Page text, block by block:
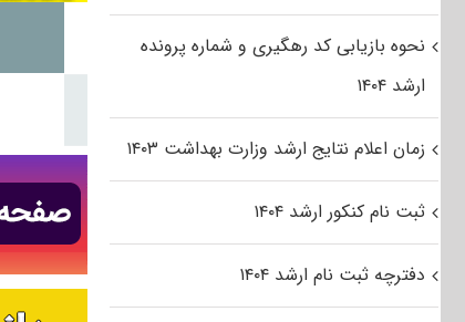
نحوه بازیابی کد رهگیری و شماره پرونده
ارشد ۱۴۰۴
زمان اعلام نتایج ارشد وزارت بهداشت ۱۴۰۳
ثبت نام کنکور ارشد ۱۴۰۴
دفترچه ثبت نام ارشد ۱۴۰۴